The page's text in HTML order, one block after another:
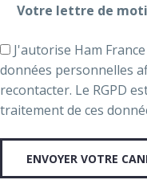
Votre lettre de
J'autorise Ham
données personnelles
recontacter. Le RGPD
traitement de ces